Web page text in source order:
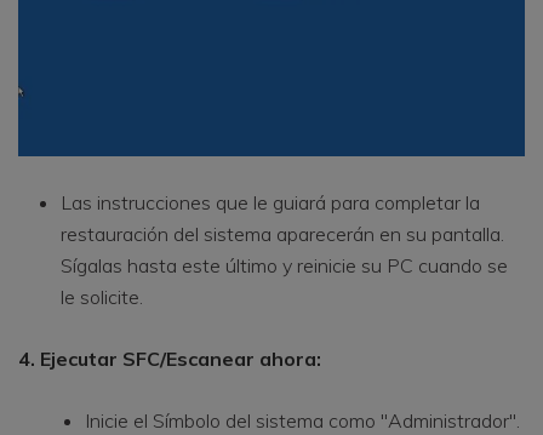
Las instrucciones que le guiará para completar la
restauración del sistema aparecerán en su pantalla.
Sígalas hasta este último y reinicie su PC cuando se
le solicite.
4. Ejecutar SFC/Escanear ahora:
Inicie el Símbolo del sistema como "Administrador".